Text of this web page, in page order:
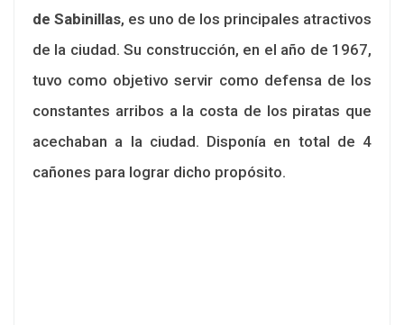
de Sabinillas, es uno de los principales atractivos
de la ciudad. Su construcción, en el año de 1967,
tuvo como objetivo servir como defensa de los
constantes arribos a la costa de los piratas que
acechaban a la ciudad. Disponía en total de 4
cañones para lograr dicho propósito.